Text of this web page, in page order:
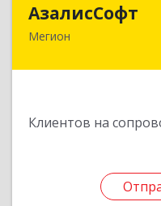
АзалисСофт
Мегион
Клиентов на
628690, Ханты-